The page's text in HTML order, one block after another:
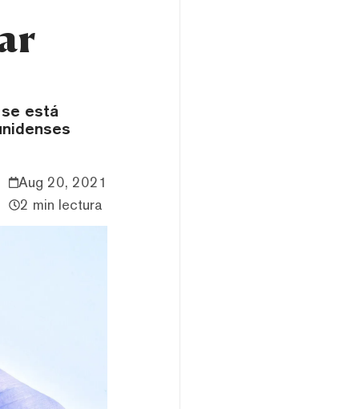
está
Aug 20, 2021
2 min lectura